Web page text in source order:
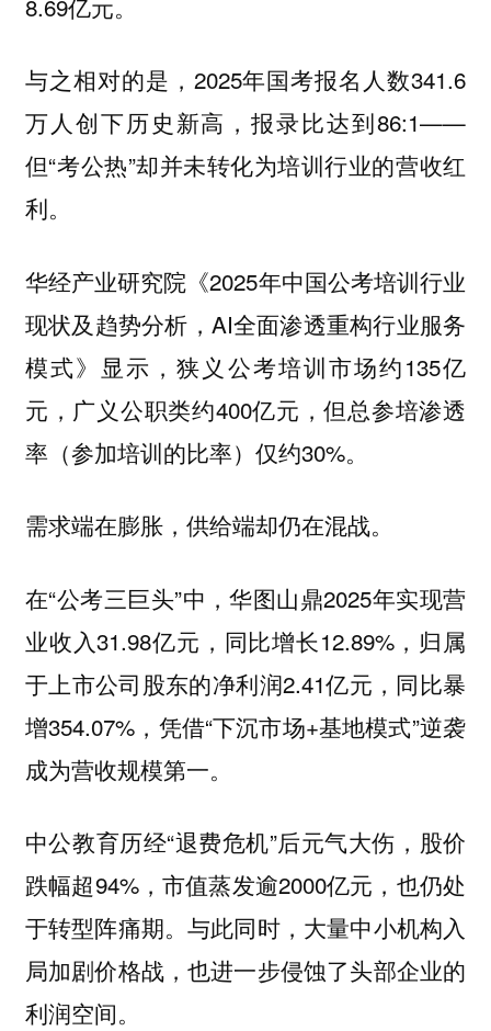
与之相对的是，2025年国考报名人数341.6
万人创下历史新高，报录比达到86:1——
但“考公热”却并未转化为培训行业的营收红
利。
华经产业研究院《2025年中国公考培训行业
现状及趋势分析，AI全面渗透重构行业服务
模式》显示，狭义公考培训市场约135亿
元，广义公职类约400亿元，但总参培渗透
率（参加培训的比率）仅约30%。
需求端在膨胀，供给端却仍在混战。
在“公考三巨头”中，华图山鼎2025年实现营
业收入31.98亿元，同比增长12.89%，归属
于上市公司股东的净利润2.41亿元，同比暴
增354.07%，凭借“下沉市场+基地模式”逆袭
成为营收规模第一。
中公教育历经“退费危机”后元气大伤，股价
跌幅超94%，市值蒸发逾2000亿元，也仍处
于转型阵痛期。与此同时，大量中小机构入
局加剧价格战，也进一步侵蚀了头部企业的
利润空间。